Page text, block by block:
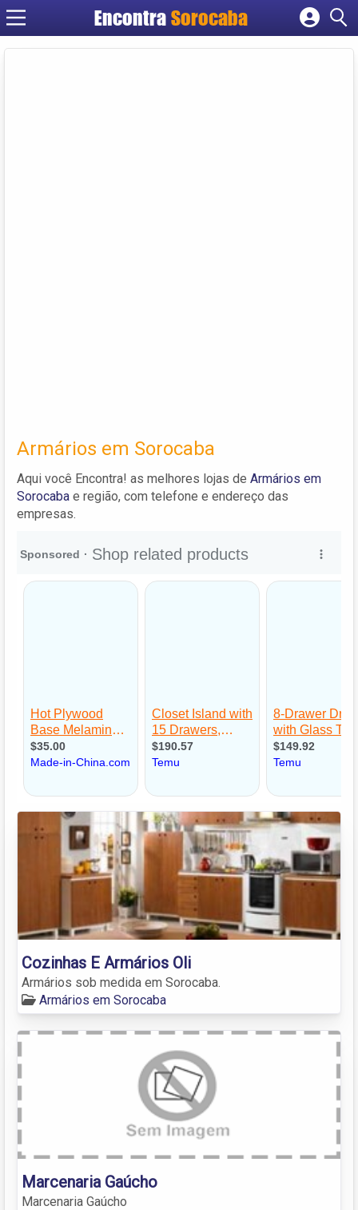
EncontraSorocaba
Cadastrar empresa
Armários em Sorocaba
Aqui você Encontra! as melhores lojas de Armários em
Sorocaba e região, com telefone e endereço das
empresas.
Cozinhas E Armários Oli
Armários sob medida em Sorocaba.
Armários em Sorocaba
Marcenaria Gaúcho
Marcenaria Gaúcho